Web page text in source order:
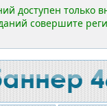
доступен только
совершите